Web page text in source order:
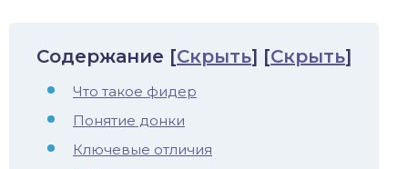
Содержание [Скрыть] [Скрыть]
Что такое фидер
Понятие донки
Ключевые отличия
амур